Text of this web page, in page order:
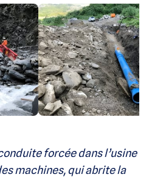
forcée dans l’usine
machines, qui abrite la